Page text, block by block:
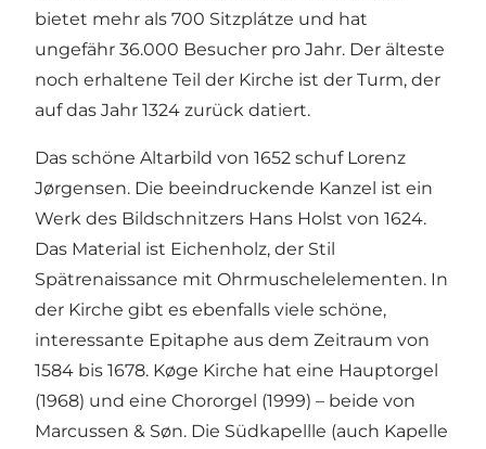
bietet mehr als 700 Sitzplátze und hat
ungefähr 36.000 Besucher pro Jahr. Der älteste
noch erhaltene Teil der Kirche ist der Turm, der
auf das Jahr 1324 zurück datiert.
Das schöne Altarbild von 1652 schuf Lorenz
Jørgensen. Die beeindruckende Kanzel ist ein
Werk des Bildschnitzers Hans Holst von 1624.
Das Material ist Eichenholz, der Stil
Spätrenaissance mit Ohrmuschelelementen. In
der Kirche gibt es ebenfalls viele schöne,
interessante Epitaphe aus dem Zeitraum von
1584 bis 1678. Køge Kirche hat eine Hauptorgel
(1968) und eine Chororgel (1999) – beide von
Marcussen & Søn. Die Südkapellle (auch Kapelle